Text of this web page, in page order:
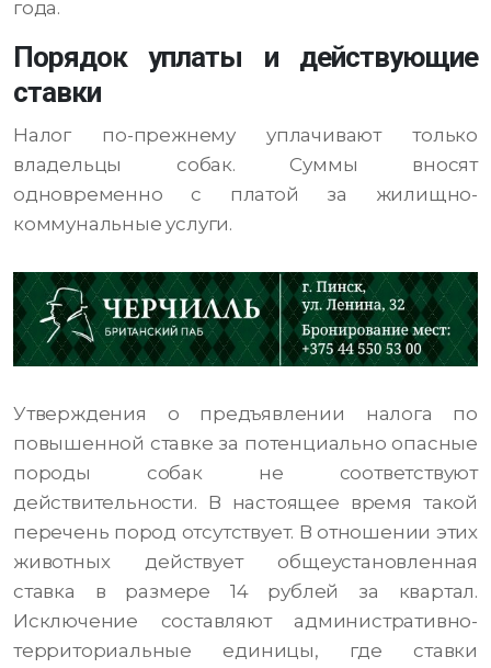
года.
Порядок уплаты и действующие
ставки
Налог по-прежнему уплачивают только
владельцы собак. Суммы вносят
одновременно с платой за жилищно-
коммунальные услуги.
Утверждения о предъявлении налога по
повышенной ставке за потенциально опасные
породы собак не соответствуют
действительности. В настоящее время такой
перечень пород отсутствует. В отношении этих
животных действует общеустановленная
ставка в размере 14 рублей за квартал.
Исключение составляют административно-
территориальные единицы, где ставки